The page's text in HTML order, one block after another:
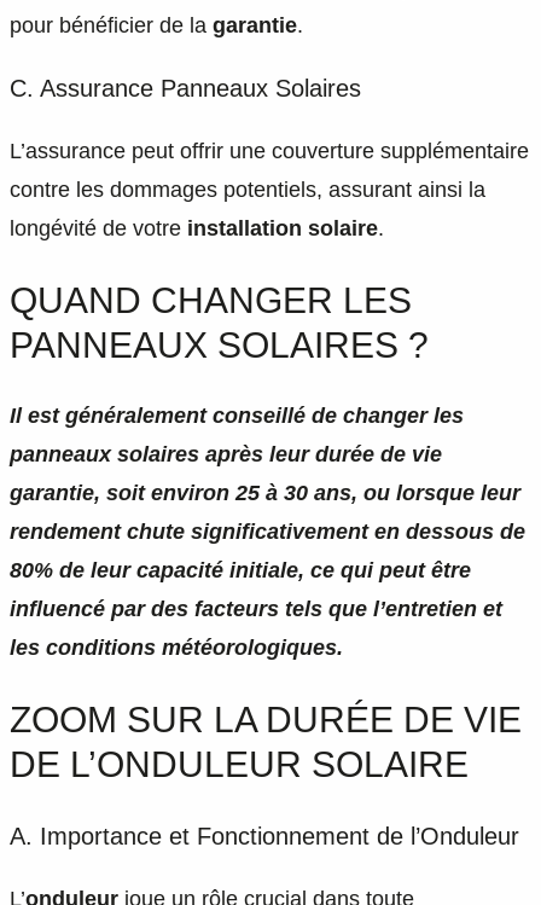
pour bénéficier de la garantie.
C. Assurance Panneaux Solaires
L’assurance peut offrir une couverture supplémentaire
contre les dommages potentiels, assurant ainsi la
longévité de votre installation solaire.
QUAND CHANGER LES
PANNEAUX SOLAIRES ?
Il est généralement conseillé de changer les
panneaux solaires après leur durée de vie
garantie, soit environ 25 à 30 ans, ou lorsque leur
rendement chute significativement en dessous de
80% de leur capacité initiale, ce qui peut être
influencé par des facteurs tels que l’entretien et
les conditions météorologiques.
ZOOM SUR LA DURÉE DE VIE
DE L’ONDULEUR SOLAIRE
A. Importance et Fonctionnement de l’Onduleur
L’onduleur joue un rôle crucial dans toute